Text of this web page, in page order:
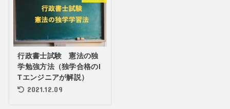
行政書士試験 憲法の独
学勉強方法（独学合格のI
Tエンジニアが解説）
2021.12.09